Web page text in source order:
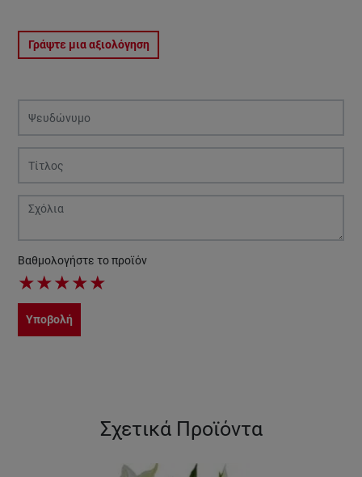
Γράψτε μια αξιολόγηση
Βαθμολογήστε το προϊόν
★★★★★
Υποβολή
Σχετικά Προϊόντα